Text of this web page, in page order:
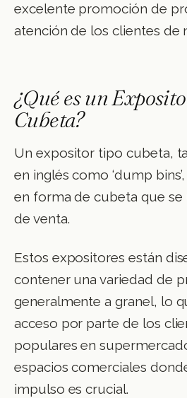
excelente promoción de
atención de los clientes de
¿Qué es un
Cubeta?
Un expositor tipo cubeta,
en inglés como ‘dump
en forma de cubeta que
de venta.
Estos expositores están
contener una variedad de
generalmente a granel, lo
acceso por parte de los
populares en
espacios comerciales
impulso es crucial.